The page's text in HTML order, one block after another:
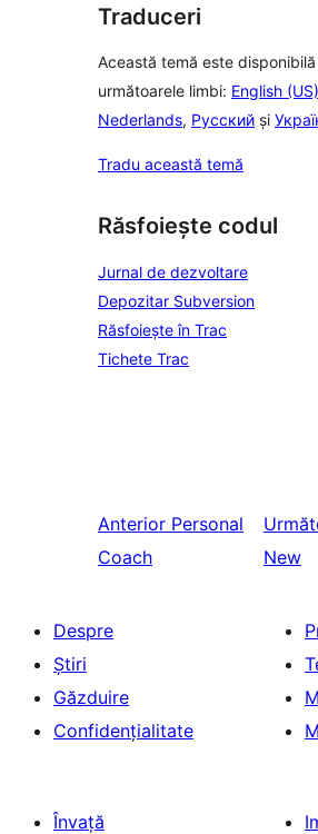
Traduceri
Această temă este
următoarele limbi: English (US)
Nederlands, Русский și
Tradu această temă
Răsfoiește codul
Jurnal de dezvoltare
Depozitar Subversion
Răsfoiește în Trac
Tichete Trac
Anterior Personal
Coach
New
Despre
Știri
Găzduire
Confidențialitate
Învață